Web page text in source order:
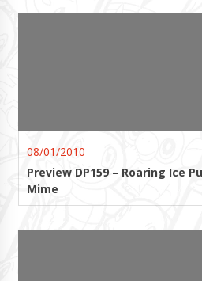
08/01/2010
Preview DP159 – Roaring Ice
Mime